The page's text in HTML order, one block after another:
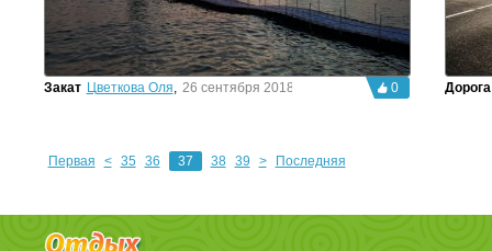
Закат Цветкова Оля, 26 сентября 2018г. 0
Первая < 35 36 37 38 39 > Последняя